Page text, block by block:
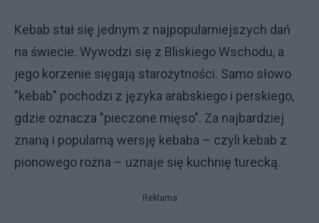
Kebab stał się jednym z najpopularniejszych dań
na świecie. Wywodzi się z Bliskiego Wschodu, a
jego korzenie sięgają starożytności. Samo słowo
"kebab" pochodzi z języka arabskiego i perskiego,
gdzie oznacza "pieczone mięso". Za najbardziej
znaną i popularną wersję kebaba – czyli kebab z
pionowego rożna – uznaje się kuchnię turecką.
Reklama